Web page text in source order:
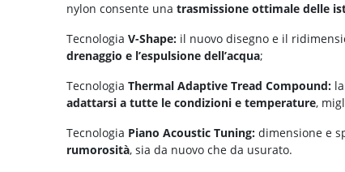
nylon consente una trasmissione ottimale delle
Tecnologia V-Shape: il nuovo disegno e il
drenaggio e l’espulsione dell’acqua;
Tecnologia Thermal Adaptive Tread Compound:
adattarsi a tutte le condizioni e temperature,
Tecnologia Piano Acoustic Tuning: dimensione e
rumorosità, sia da nuovo che da usurato.